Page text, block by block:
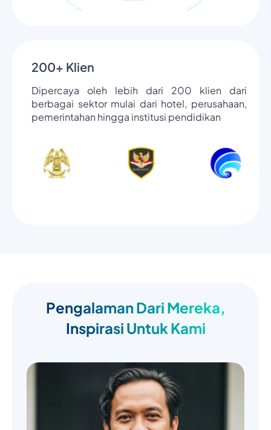
200+ Klien
Dipercaya oleh lebih dari 200 klien dari
berbagai sektor mulai dari hotel, perusahaan,
pemerintahan hingga institusi pendidikan
Pengalaman Dari Mereka,
Inspirasi Untuk Kami